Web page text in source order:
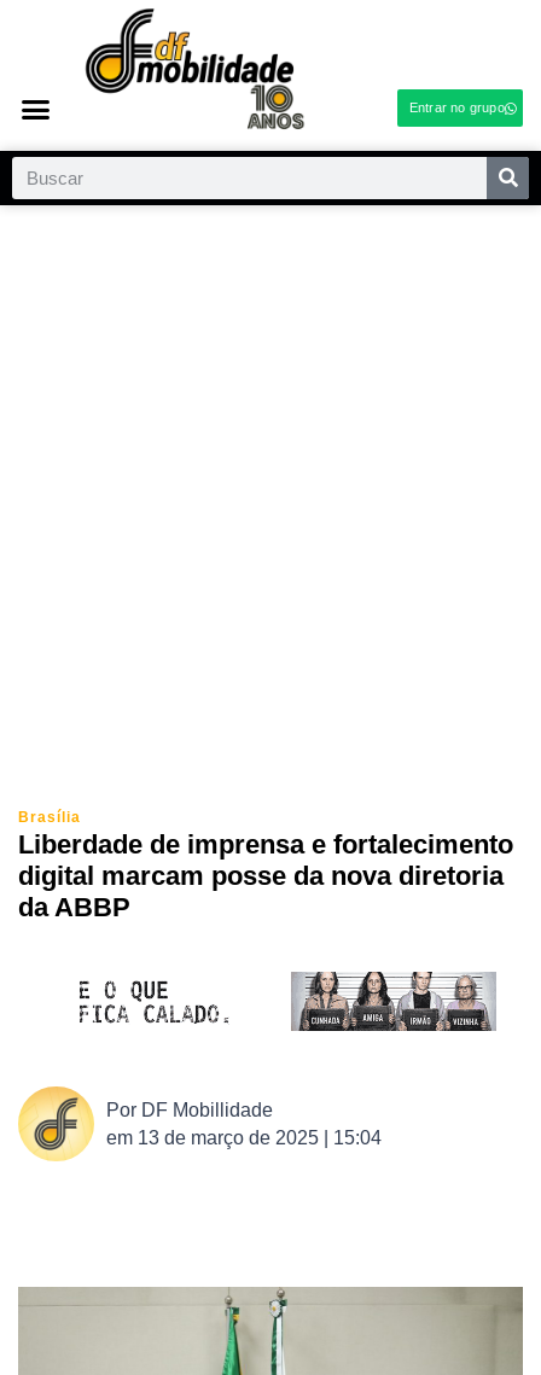
Entrar no grupo
Brasília
Liberdade de imprensa e fortalecimento
digital marcam posse da nova diretoria
da ABBP
Por DF Mobillidade
em 13 de março de 2025 | 15:04